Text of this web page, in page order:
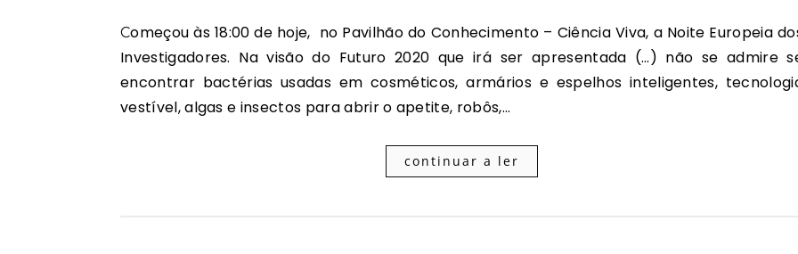
Começou às 18:00 de hoje, no Pavilhão do Conhecimento – Ciência Viva, a Noite Europeia dos
Investigadores. Na visão do Futuro 2020 que irá ser apresentada (…) não se admire
encontrar bactérias usadas em cosméticos, armários e espelhos inteligentes,
vestível, algas e insectos para abrir o apetite, robôs,…
continuar a ler